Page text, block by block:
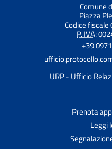
Comune
Piazza
Codice
P. IVA:
+39
URP - Ufficio
Prenota
Leggi